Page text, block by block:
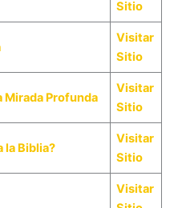
Sitio
Visitar
Sitio
Mirada Profunda
Visitar
Sitio
la Biblia?
Visitar
Sitio
Visitar